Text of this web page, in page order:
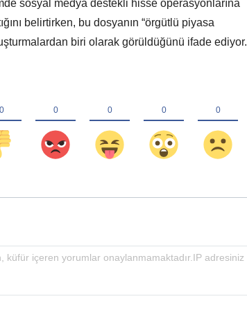
sosyal medya destekli hisse operasyonlarına
belirtirken, bu dosyanın “örgütlü piyasa
biri olarak görüldüğünü ifade ediyor.